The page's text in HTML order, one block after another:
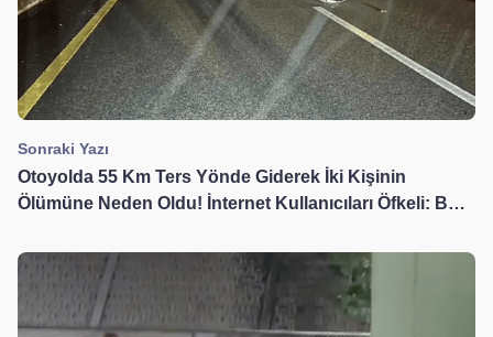
Sonraki Yazı
Otoyolda 55 Km Ters Yönde Giderek İki Kişinin
Ölümüne Neden Oldu! İnternet Kullanıcıları Öfkeli: Bu